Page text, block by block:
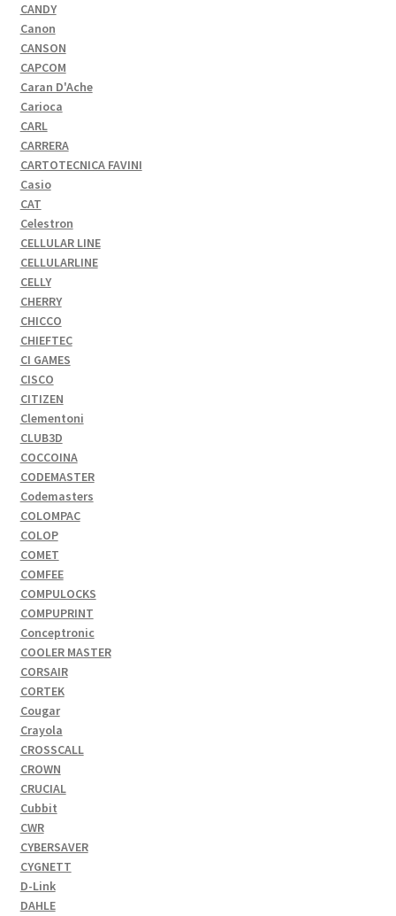
CANDY
Canon
CANSON
CAPCOM
Caran D'Ache
Carioca
CARL
CARRERA
CARTOTECNICA FAVINI
Casio
CAT
Celestron
CELLULAR LINE
CELLULARLINE
CELLY
CHERRY
CHICCO
CHIEFTEC
CI GAMES
CISCO
CITIZEN
Clementoni
CLUB3D
COCCOINA
CODEMASTER
Codemasters
COLOMPAC
COLOP
COMET
COMFEE
COMPULOCKS
COMPUPRINT
Conceptronic
COOLER MASTER
CORSAIR
CORTEK
Cougar
Crayola
CROSSCALL
CROWN
CRUCIAL
Cubbit
CWR
CYBERSAVER
CYGNETT
D-Link
DAHLE